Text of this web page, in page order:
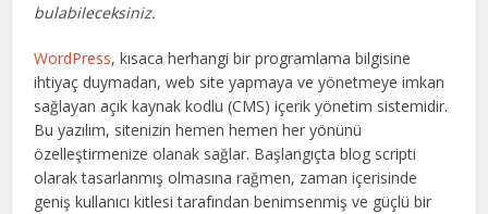
bulabileceksiniz.
WordPress, kısaca herhangi bir programlama bilgisine
ihtiyaç duymadan, web site yapmaya ve yönetmeye imkan
sağlayan açık kaynak kodlu (CMS) içerik yönetim sistemidir.
Bu yazılım, sitenizin hemen hemen her yönünü
özelleştirmenize olanak sağlar. Başlangıçta blog scripti
olarak tasarlanmış olmasına rağmen, zaman içerisinde
geniş kullanıcı kitlesi tarafından benimsenmiş ve güçlü bir